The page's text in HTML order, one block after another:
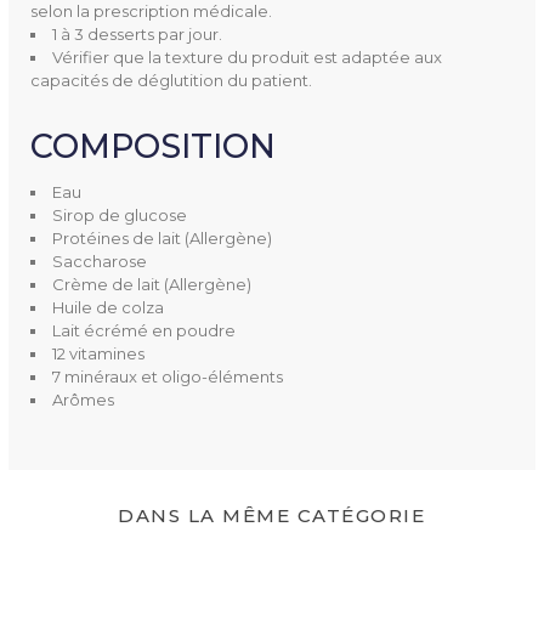
selon la prescription médicale.
1 à 3 desserts par jour.
Vérifier que la texture du produit est adaptée aux
capacités de déglutition du patient.
COMPOSITION
Eau
Sirop de glucose
Protéines de lait (Allergène)
Saccharose
Crème de lait (Allergène)
Huile de colza
Lait écrémé en poudre
12 vitamines
7 minéraux et oligo-éléments
Arômes
DANS LA MÊME CATÉGORIE